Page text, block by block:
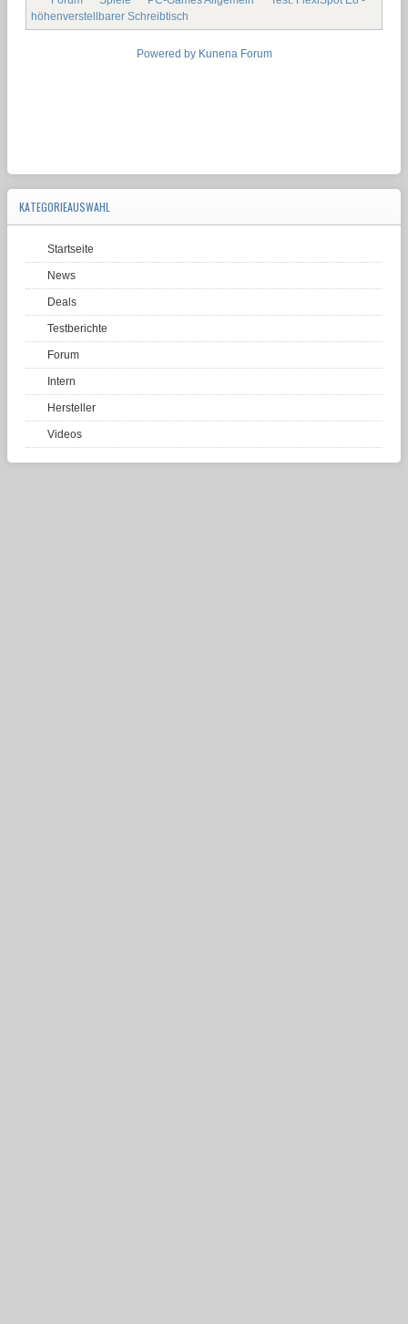
höhenverstellbarer Schreibtisch
Powered by Kunena Forum
KATEGORIEAUSWAHL
Startseite
News
Deals
Testberichte
Forum
Intern
Hersteller
Videos